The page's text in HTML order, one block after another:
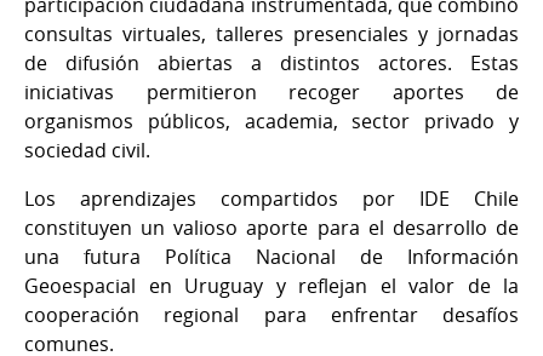
participación ciudadana instrumentada, que combinó
consultas virtuales, talleres presenciales y jornadas
de difusión abiertas a distintos actores. Estas
iniciativas permitieron recoger aportes de
organismos públicos, academia, sector privado y
sociedad civil.
Los aprendizajes compartidos por IDE Chile
constituyen un valioso aporte para el desarrollo de
una futura Política Nacional de Información
Geoespacial en Uruguay y reflejan el valor de la
cooperación regional para enfrentar desafíos
comunes.